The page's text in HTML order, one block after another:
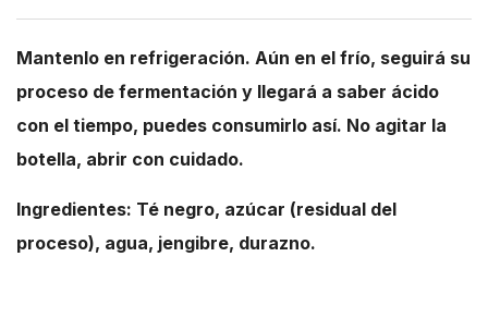
Mantenlo en refrigeración. Aún en el frío, seguirá su
proceso de fermentación y llegará a saber ácido
con el tiempo, puedes consumirlo así. No agitar la
botella, abrir con cuidado.
Ingredientes: Té negro, azúcar (residual del
proceso), agua, jengibre, durazno.